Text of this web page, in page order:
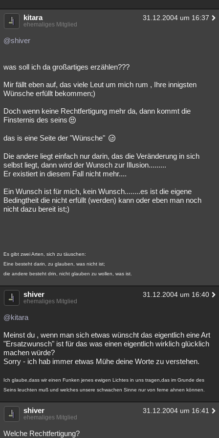
kitara 31.12.2004 um 16:37
ehemaliges Mitglied
@shiver
was soll ich da großartiges erzählen???
Mir fällt eben auf, das viele Leut um mich rum , Ihre innigsten
Wünsche erfüllt bekommen;)
Doch wenn keine Rechtfertigung mehr da, dann kommt die
Finsternis des seins
das is eine Seite der "Wünsche"
Die andere liegt einfach nur darin, das die Veränderung in sich
selbst liegt, dann wird der Wunsch zur Illusion.........
Er existiert in diesem Fall nicht mehr....
Ein Wunsch ist für mich, kein Wunsch........es ist die eigene
Bedingtheit die nicht erfüllt (werden) kann oder eben man noch
nicht dazu bereit ist;)
Es gibt zwei Arten, sich zu täuschen:
Eine besteht darin, zu glauben, was nicht ist;
die andere besteht drin, nicht glauben zu wollen, was ist.
shiver 31.12.2004 um 16:40
ehemaliges Mitglied
@kitara
Meinst du , wenn man sich etwas wünscht das eigentlich eine Art
"Ersatzwunsch" ist für das was einen eigentlich wirklich glücklich
machen würde?
Sorry - ich hab immer etwas Mühe deine Worte zu verstehen.
Ich glaube,dass wir einen Funken jenes ewigen Lichtes in uns tragen,das im Grunde des
Seins leuchten muß und welches unsere schwachen Sinne nur von ferne ahnen können.
shiver 31.12.2004 um 16:41
ehemaliges Mitglied
Welche Rechtfertigung?